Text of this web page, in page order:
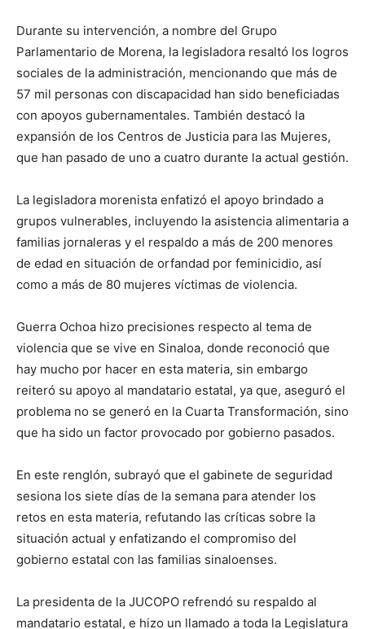
Durante su intervención, a nombre del Grupo
Parlamentario de Morena, la legisladora resaltó los logros
sociales de la administración, mencionando que más de
57 mil personas con discapacidad han sido beneficiadas
con apoyos gubernamentales. También destacó la
expansión de los Centros de Justicia para las Mujeres,
que han pasado de uno a cuatro durante la actual gestión.
La legisladora morenista enfatizó el apoyo brindado a
grupos vulnerables, incluyendo la asistencia alimentaria a
familias jornaleras y el respaldo a más de 200 menores
de edad en situación de orfandad por feminicidio, así
como a más de 80 mujeres víctimas de violencia.
Guerra Ochoa hizo precisiones respecto al tema de
violencia que se vive en Sinaloa, donde reconoció que
hay mucho por hacer en esta materia, sin embargo
reiteró su apoyo al mandatario estatal, ya que, aseguró el
problema no se generó en la Cuarta Transformación, sino
que ha sido un factor provocado por gobierno pasados.
En este renglón, subrayó que el gabinete de seguridad
sesiona los siete días de la semana para atender los
retos en esta materia, refutando las críticas sobre la
situación actual y enfatizando el compromiso del
gobierno estatal con las familias sinaloenses.
La presidenta de la JUCOPO refrendó su respaldo al
mandatario estatal, e hizo un llamado a toda la Legislatura